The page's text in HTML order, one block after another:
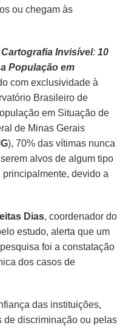
ou chegam às
Cartografia Invisível: 10
População em
com exclusividade à
Brasileiro de
em Situação de
de Minas Gerais
), 70% das vítimas nunca
alvos de algum tipo
devido a
Dias, coordenador do
estudo, alerta que um
foi a constatação
dos casos de
das instituições,
de discriminação ou pelas